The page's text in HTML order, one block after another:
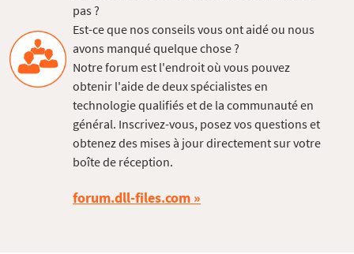
pas ?
Est-ce que nos conseils vous ont aidé ou nous
avons manqué quelque chose ?
Notre forum est l'endroit où vous pouvez
obtenir l'aide de deux spécialistes en
technologie qualifiés et de la communauté en
général. Inscrivez-vous, posez vos questions et
obtenez des mises à jour directement sur votre
boîte de réception.
forum.dll-files.com